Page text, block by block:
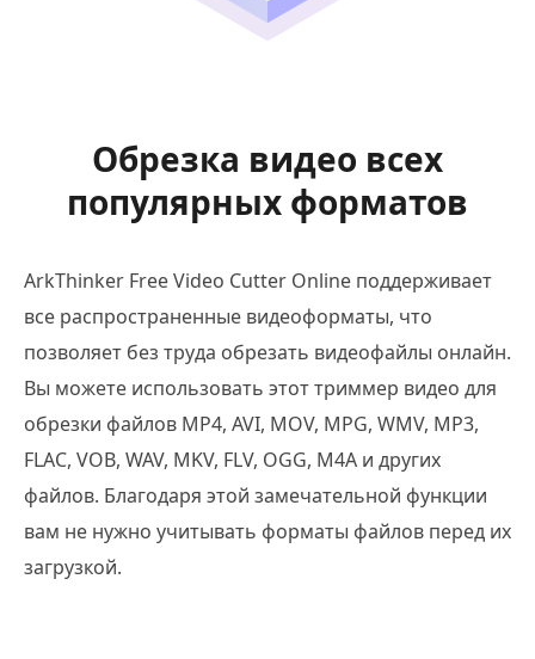
Обрезка видео всех
популярных форматов
ArkThinker Free Video Cutter Online поддерживает
все распространенные видеоформаты, что
позволяет без труда обрезать видеофайлы онлайн.
Вы можете использовать этот триммер видео для
обрезки файлов MP4, AVI, MOV, MPG, WMV, MP3,
FLAC, VOB, WAV, MKV, FLV, OGG, M4A и других
файлов. Благодаря этой замечательной функции
вам не нужно учитывать форматы файлов перед их
загрузкой.